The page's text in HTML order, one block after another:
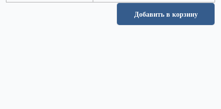
Добавить в корзину